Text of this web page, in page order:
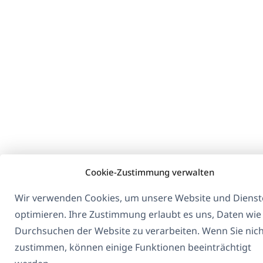
Cookie-Zustimmung verwalten
Wir verwenden Cookies, um unsere Website und
optimieren. Ihre Zustimmung erlaubt es uns, Daten wie
Durchsuchen der Website zu verarbeiten. Wenn Sie
zustimmen, können einige Funktionen beeinträchtigt